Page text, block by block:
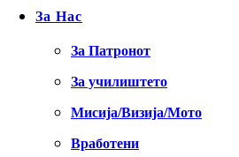
За Нас
За Патронот
За училиштето
Мисија/Визија/Мото
Вработени